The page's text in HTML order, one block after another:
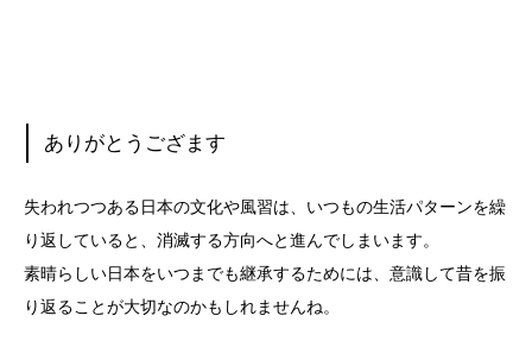
ありがとうござます
失われつつある日本の文化や風習は、いつもの生活パターンを繰
り返していると、消滅する方向へと進んでしまいます。
素晴らしい日本をいつまでも継承するためには、意識して昔を振
り返ることが大切なのかもしれませんね。